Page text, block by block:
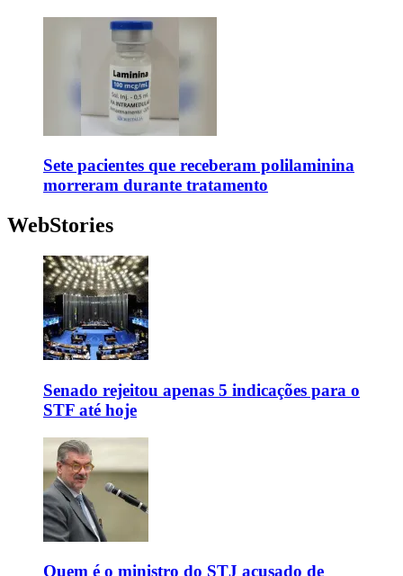
Sete pacientes que receberam polilaminina
morreram durante tratamento
WebStories
Senado rejeitou apenas 5 indicações para o
STF até hoje
Quem é o ministro do STJ acusado de